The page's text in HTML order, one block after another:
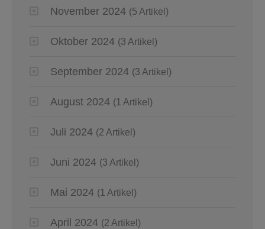
November 2024 (5 Artikel)
Oktober 2024 (3 Artikel)
September 2024 (3 Artikel)
August 2024 (1 Artikel)
Juli 2024 (2 Artikel)
Juni 2024 (3 Artikel)
Mai 2024 (1 Artikel)
April 2024 (2 Artikel)